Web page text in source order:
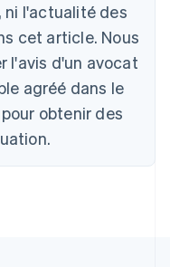
ni l'actualité des
cet article. Nous
l'avis d'un avocat
agréé dans le
obtenir des